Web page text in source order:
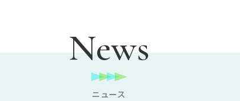
News
ニュース